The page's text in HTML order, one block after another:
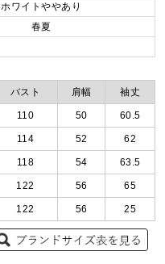
ホワイトややあり
春夏
バスト 肩幅 袖丈
110 50 60.5
114 52 62
118 54 63.5
122 56 65
122 56 25